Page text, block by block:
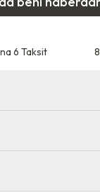
6 Taksit